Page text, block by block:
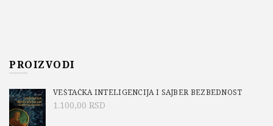
PROIZVODI
VEŠTAČKA INTELIGENCIJA I SAJBER BEZBEDNOST
1.100,00 RSD